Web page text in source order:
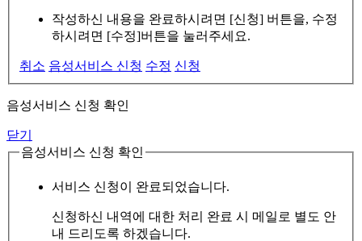
작성하신 내용을 완료하시려면 [신청] 버튼을, 수정
하시려면 [수정]버튼을 눌러주세요.
취소 음성서비스 신청 수정 신청
음성서비스 신청 확인
닫기
음성서비스 신청 확인
서비스 신청이 완료되었습니다.
신청하신 내역에 대한 처리 완료 시 메일로 별도 안
내 드리도록 하겠습니다.